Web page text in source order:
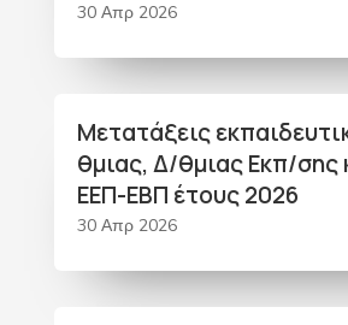
30 Απρ 2026
Μετατάξεις
θμιας, Δ/θμιας Εκπ/σης
ΕΕΠ-ΕΒΠ έτους 2026
30 Απρ 2026